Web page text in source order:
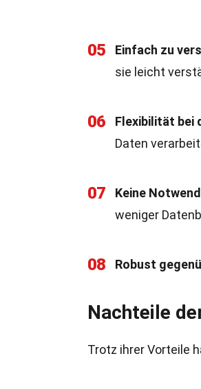
05 Einfach zu
sie leicht
06 Flexibilität bei
Daten
07 Keine
weniger
08 Robust
Nachteile
Trotz ihrer Vorteile